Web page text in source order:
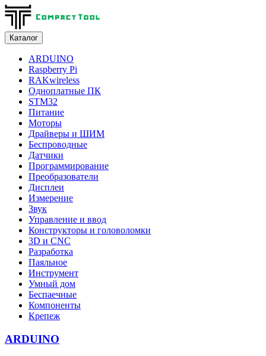
Каталог
ARDUINO
Raspberry Pi
RAKwireless
Одноплатные ПК
STM32
Питание
Моторы
Драйверы и ШИМ
Беспроводные
Датчики
Программирование
Преобразователи
Дисплеи
Измерение
Звук
Управление и ввод
Конструкторы и головоломки
3D и CNC
Разработка
Паяльное
Инструмент
Умный дом
Беспаечные
Компоненты
Крепеж
ARDUINO